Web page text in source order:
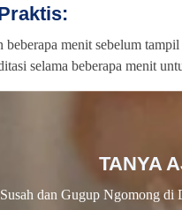
beberapa menit sebelum
selama beberapa menit
TANYA
Susah dan Gugup Ngomong